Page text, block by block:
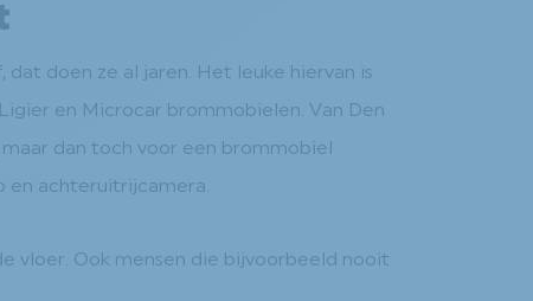
doen ze al jaren. Het leuke hiervan is
en Microcar brommobielen. Van Den
dan toch voor een brommobiel
en achteruitrijcamera.
vloer. Ook mensen die bijvoorbeeld nooit